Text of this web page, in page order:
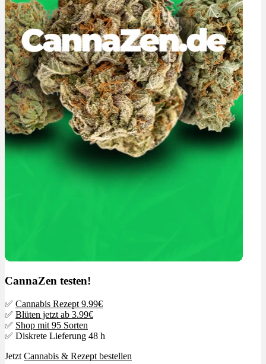
CannaZen testen!
✅ Cannabis Rezept 9.99€
✅ Blüten jetzt ab 3.99€
✅ Shop mit 95 Sorten
✅ Diskrete Lieferung 48 h
Jetzt Cannabis & Rezept bestellen